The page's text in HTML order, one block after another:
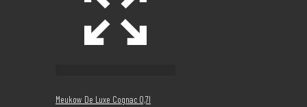
Meukow De Luxe Cognac 0,7l